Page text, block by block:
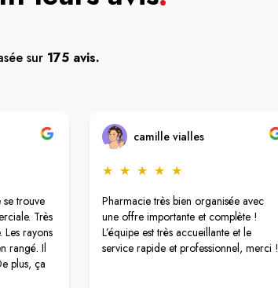
sur 175 avis.
trouve
Très
Les rayons
rangé. Il
plus, ça
camille vialles
★ ★ ★ ★ ★
Pharmacie très bien organisée avec
une offre importante et complète !
L’équipe est très accueillante et le
service rapide et professionnel, merci !